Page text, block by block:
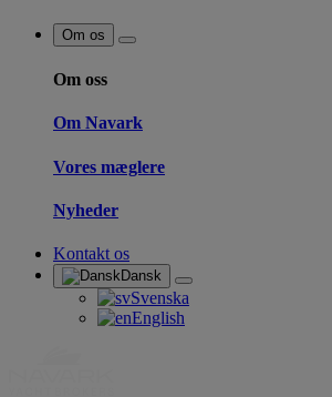
Om os
Om oss
Om Navark
Vores mæglere
Nyheder
Kontakt os
Dansk
Svenska
English